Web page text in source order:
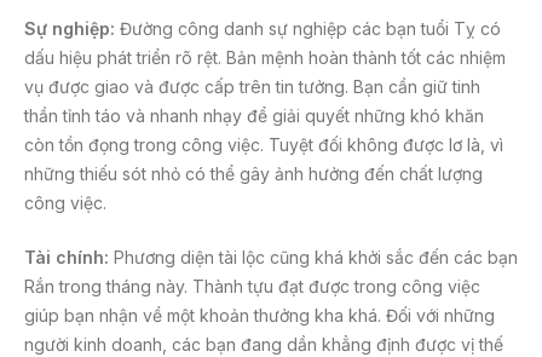
Sự nghiệp: Đường công danh sự nghiệp các bạn tuổi Tỵ có
dấu hiệu phát triển rõ rệt. Bản mệnh hoàn thành tốt các nhiệm
vụ được giao và được cấp trên tin tưởng. Bạn cần giữ tinh
thần tỉnh táo và nhanh nhạy để giải quyết những khó khăn
còn tồn đọng trong công việc. Tuyệt đối không được lơ là, vì
những thiếu sót nhỏ có thể gây ảnh hưởng đến chất lượng
công việc.
Tài chính: Phương diện tài lộc cũng khá khởi sắc đến các bạn
Rắn trong tháng này. Thành tựu đạt được trong công việc
giúp bạn nhận về một khoản thưởng kha khá. Đối với những
người kinh doanh, các bạn đang dần khẳng định được vị thế